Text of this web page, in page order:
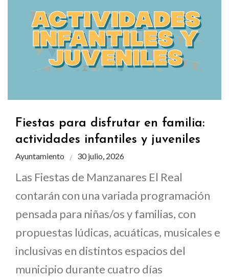
Fiestas para disfrutar en familia:
actividades infantiles y juveniles
Ayuntamiento 30 julio, 2026
Las Fiestas de Manzanares El Real
contarán con una variada programación
pensada para niñas/os y familias, con
propuestas lúdicas, acuáticas, musicales e
inclusivas en distintos espacios del
municipio durante cuatro días